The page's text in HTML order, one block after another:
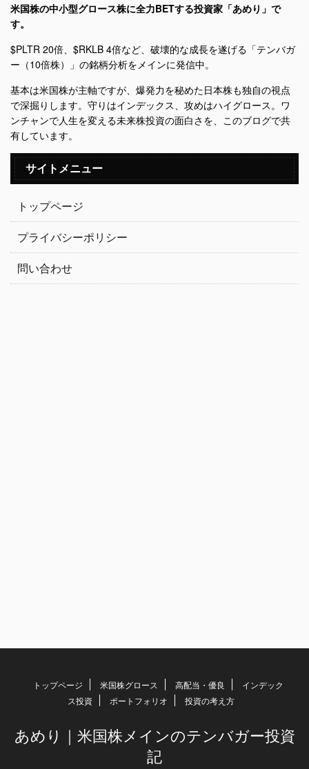
米国株の中小型グロース株に全力BETする投資家「あめり」で
す。
$PLTR 20倍、$RKLB 4倍など、破壊的な成長を遂げる「テンバガ
ー（10倍株）」の銘柄分析をメインに発信中。
基本は米国株が主軸ですが、爆発力を秘めた日本株も独自の視点
で深掘りします。守りはインデックス、攻めはハイグロース。ワ
ンチャンで人生を変える未来株投資の面白さを、このブログで共
有しています。
サイトメニュー
トップページ
プライバシーポリシー
問い合わせ
トップページ 米国株グロース 高配当・優良
インデック
ス投資
ポートフォリオ 投資の考え方
あめり｜米国株メインのテンバガー投資
記